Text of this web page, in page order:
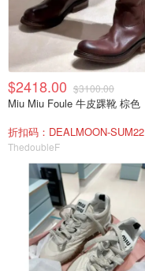
$2418.00 $3100.00
Miu Miu Foule 牛皮踝靴 棕色
折扣码：DEALMOON-SUM22
ThedoubleF